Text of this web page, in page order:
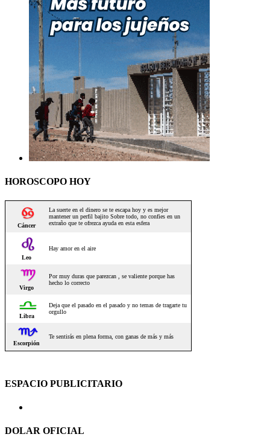
HOROSCOPO HOY
ESPACIO PUBLICITARIO
DOLAR OFICIAL